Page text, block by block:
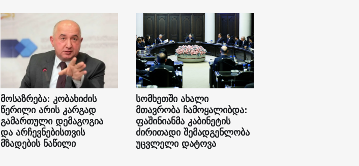
მოსაზრება: კობახიძის
წერილი არის კარგად
გამართული დემაგოგია
და არჩევნებისთვის
მზადების ნაწილი
სომხეთში ახალი
მთავრობა ჩამოყალიბდა:
ფაშინიანმა კაბინეტის
ძირითადი შემადგენლობა
უცვლელი დატოვა